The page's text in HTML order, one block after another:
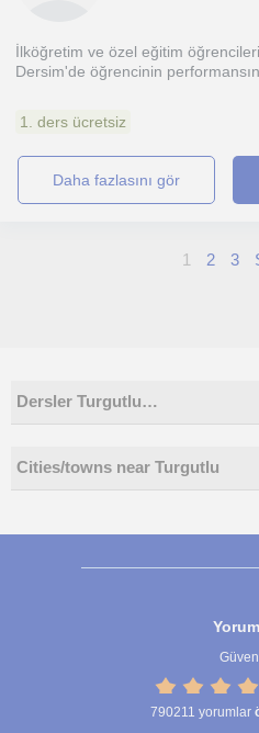
İlköğretim ve özel eğitim
Dersim'de öğrencinin
1. ders ücretsiz
daha fazlasını gör
1 2 3
Dersler Turgutlu…
Cities/towns near Turgutlu
790211 yorumlar